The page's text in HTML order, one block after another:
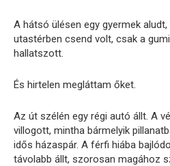
A hátsó ülésen egy gyermek
utastérben csend volt, csak a
hallatszott.
És hirtelen megláttam őket.
Az út szélén egy régi autó állt. A
villogott, mintha bármelyik
idős házaspár. A férfi hiába
távolabb állt, szorosan magához